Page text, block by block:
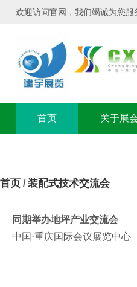
欢迎访问官网，我们竭诚为您服
首页 关于展
首页 /装配式技术交流会
同期举办地坪产业交流会
中国·重庆国际会议展览中心